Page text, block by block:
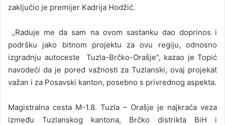
zaključio je premijer Kadrija Hodžić.
„Raduje me da sam na ovom sastanku dao doprinos i
podršku jako bitnom projektu za ovu regiju, odnosno
izgradnju autoceste Tuzla-Brčko-Orašje“, kazao je Topić
navodeći da je pored važnosti za Tuzlanski, ovaj projekat
važan i za Posavski kanton, posebno s privrednog aspekta.
Magistralna cesta M-1.8. Tuzla – Orašje je najkraća veza
između Tuzlanskog kantona, Brčko distrikta BiH i